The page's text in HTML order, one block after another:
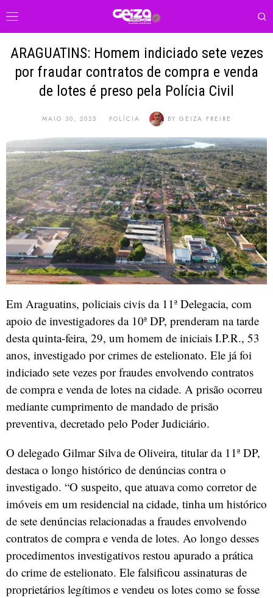
ARAGUATINS: Homem indiciado sete vezes
por fraudar contratos de compra e venda
de lotes é preso pela Polícia Civil
MAIO 30, 2025 POLÍCIA BY GEIZA FREIRE
Em Araguatins, policiais civis da 11ª Delegacia, com
apoio de investigadores da 10ª DP, prenderam na tarde
desta quinta-feira, 29, um homem de iniciais I.P.R., 53
anos, investigado por crimes de estelionato. Ele já foi
indiciado sete vezes por fraudes envolvendo contratos
de compra e venda de lotes na cidade. A prisão ocorreu
mediante cumprimento de mandado de prisão
preventiva, decretado pelo Poder Judiciário.
O delegado Gilmar Silva de Oliveira, titular da 11ª DP,
destaca o longo histórico de denúncias contra o
investigado. “O suspeito, que atuava como corretor de
imóveis em um residencial na cidade, tinha um histórico
de sete denúncias relacionadas a fraudes envolvendo
contratos de compra e venda de lotes. Ao longo desses
procedimentos investigativos restou apurado a prática
do crime de estelionato. Ele falsificou assinaturas de
proprietários legítimos e vendeu os lotes como se fosse